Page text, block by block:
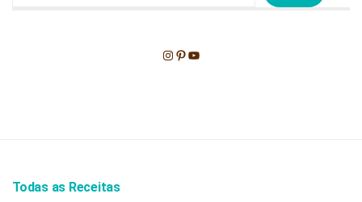
Instagram
Pinterest
Youtube
Todas as Receitas